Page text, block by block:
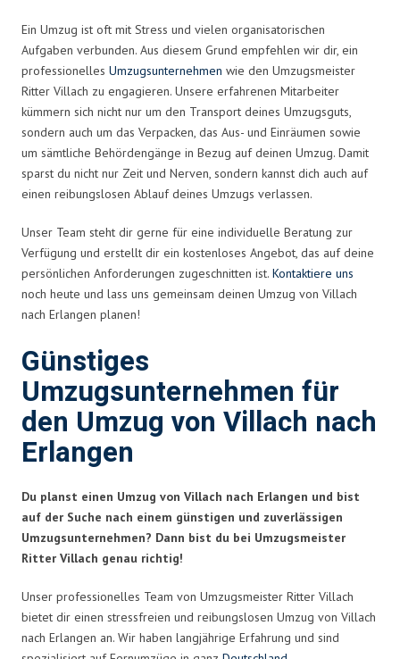
Ein Umzug ist oft mit Stress und vielen organisatorischen
Aufgaben verbunden. Aus diesem Grund empfehlen wir dir, ein
professionelles Umzugsunternehmen wie den Umzugsmeister
Ritter Villach zu engagieren. Unsere erfahrenen Mitarbeiter
kümmern sich nicht nur um den Transport deines Umzugsguts,
sondern auch um das Verpacken, das Aus- und Einräumen sowie
um sämtliche Behördengänge in Bezug auf deinen Umzug. Damit
sparst du nicht nur Zeit und Nerven, sondern kannst dich auch auf
einen reibungslosen Ablauf deines Umzugs verlassen.
Unser Team steht dir gerne für eine individuelle Beratung zur
Verfügung und erstellt dir ein kostenloses Angebot, das auf deine
persönlichen Anforderungen zugeschnitten ist. Kontaktiere uns
noch heute und lass uns gemeinsam deinen Umzug von Villach
nach Erlangen planen!
Günstiges
Umzugsunternehmen für
den Umzug von Villach nach
Erlangen
Du planst einen Umzug von Villach nach Erlangen und bist
auf der Suche nach einem günstigen und zuverlässigen
Umzugsunternehmen? Dann bist du bei Umzugsmeister
Ritter Villach genau richtig!
Unser professionelles Team von Umzugsmeister Ritter Villach
bietet dir einen stressfreien und reibungslosen Umzug von Villach
nach Erlangen an. Wir haben langjährige Erfahrung und sind